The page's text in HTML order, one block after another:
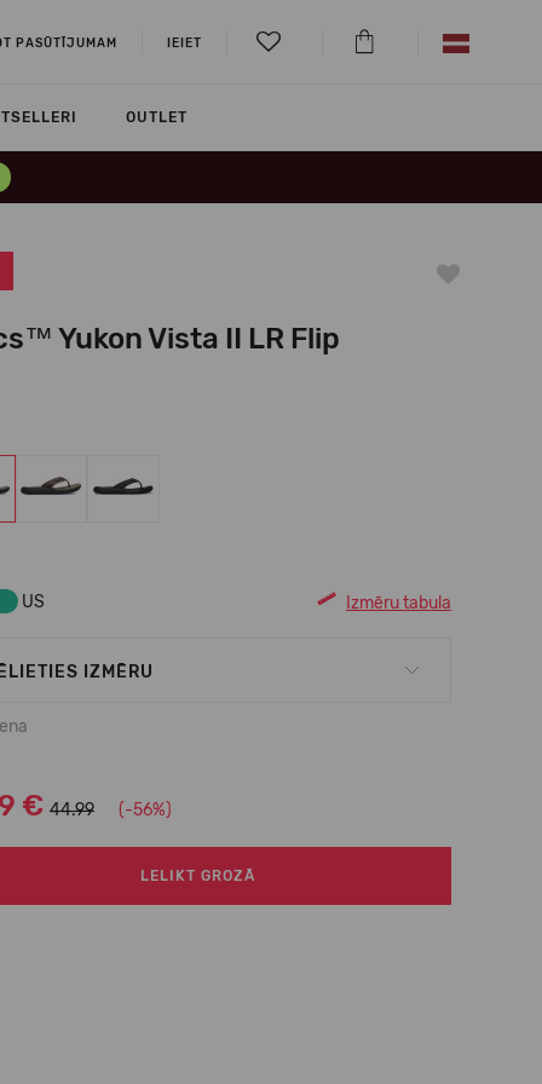
PASŪTĪJUMAM IEIET
OUTLET
Yukon Vista II LR Flip
US Izmēru tabula
IZMĒRU
€ 44.99 (-56%)
LELIKT GROZĀ